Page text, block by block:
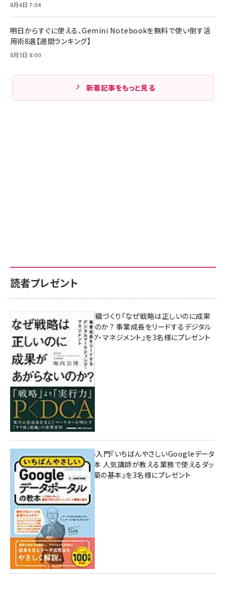
8月6日 7:04
明日からすぐに使える、Gemini Notebookを無料で使い倒す活
用術8選【週間ランキング】
8月5日 8:00
新着記事をもっと見る
読者プレゼント
成果を生む組織づくり『なぜ戦略は正しいのに成果
があがらないのか？ 事業成長をリードするデジタル
マーケティング・マネジメント』を3名様にプレゼント
8月7日 10:00
無料BIツール入門『いちばんやさしいGoogleデータ
ポータルの教本 人気講師が教える業務で使えるダッ
シュボード構築の基本』を3名様にプレゼント
7月31日 10:00